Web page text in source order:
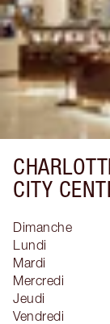
CITY
Dimanche
Lundi
Mardi
Mercredi
Jeudi
Vendredi